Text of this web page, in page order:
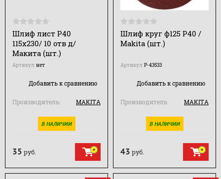
Шлиф лист Р40
115х230/ 10 отв д/
Макита (шт.)
Артикул:нет
Добавить к сравнению
Производитель: MAKITA
В НАЛИЧИИ
35 руб.
Шлиф круг ф125 Р40 /
Makita (шт.)
Артикул:P-43533
Добавить к сравнению
Производитель: MAKITA
В НАЛИЧИИ
43 руб.